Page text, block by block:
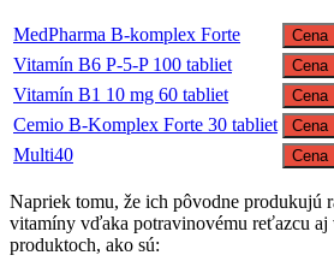
MedPharma B-komplex Forte Cena
Vitamín B6 P-5-P 100 tabliet Cena
Vitamín B1 10 mg 60 tabliet Cena
Cemio B-Komplex Forte 30 tabliet Cena
Multi40 Cena
Napriek tomu, že ich pôvodne produkujú
vitamíny vďaka potravinovému reťazcu aj
produktoch, ako sú: